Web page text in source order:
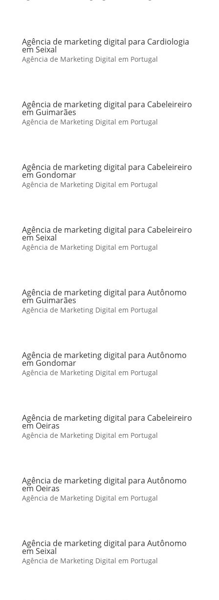
Agência de marketing digital para Cardiologia
em Seixal
Agência de Marketing Digital em Portugal
Agência de marketing digital para Cabeleireiro
em Guimarães
Agência de Marketing Digital em Portugal
Agência de marketing digital para Cabeleireiro
em Gondomar
Agência de Marketing Digital em Portugal
Agência de marketing digital para Cabeleireiro
em Seixal
Agência de Marketing Digital em Portugal
Agência de marketing digital para Autônomo
em Guimarães
Agência de Marketing Digital em Portugal
Agência de marketing digital para Autônomo
em Gondomar
Agência de Marketing Digital em Portugal
Agência de marketing digital para Cabeleireiro
em Oeiras
Agência de Marketing Digital em Portugal
Agência de marketing digital para Autônomo
em Oeiras
Agência de Marketing Digital em Portugal
Agência de marketing digital para Autônomo
em Seixal
Agência de Marketing Digital em Portugal